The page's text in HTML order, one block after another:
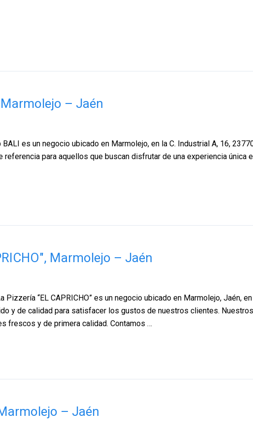
– Jaén
es un negocio ubicado en Marmolejo, en la C. Industrial A, 16,
referencia para aquellos que buscan disfrutar de una experiencia única
Marmolejo – Jaén
Pizzería “EL CAPRICHO” es un negocio ubicado en Marmolejo, Jaén,
y de calidad para satisfacer los gustos de nuestros clientes.
frescos y de primera calidad. Contamos …
– Jaén